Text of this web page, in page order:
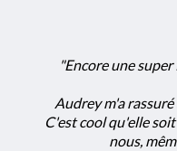
"Encore une
Audrey m'a
C'est cool qu'elle
nous,